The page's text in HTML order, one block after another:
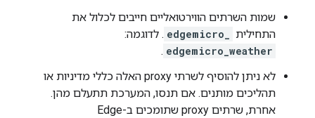
שמות השרתים הווירטואליים חייבים לכלול את
התחילית
edgemicro_ . לדוגמה:
edgemicro_weather
.
לא ניתן להוסיף לשרתי proxy האלה כללי מדיניות או
תהליכים מותנים. אם תנסו, המערכת תתעלם מהן.
אחרת, שרתים proxy שתומכים ב-Edge